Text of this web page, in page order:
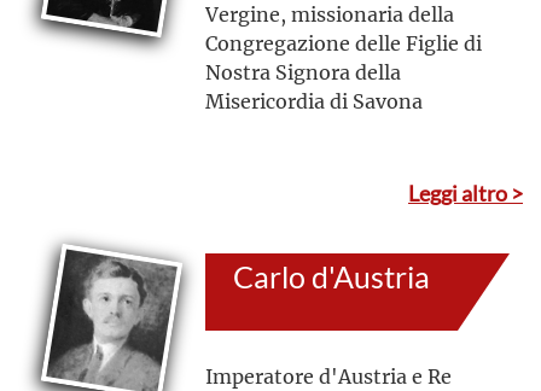
Vergine, missionaria della
Congregazione delle Figlie di
Nostra Signora della
Misericordia di Savona
Leggi altro >
Carlo d'Austria
Imperatore d'Austria e Re